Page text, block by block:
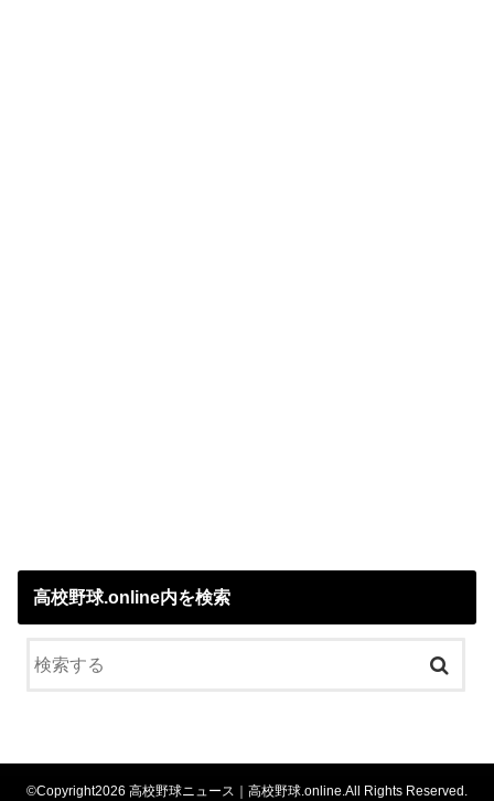
高校野球.online内を検索
©Copyright2026 高校野球ニュース｜高校野球.online.All Rights Reserved.